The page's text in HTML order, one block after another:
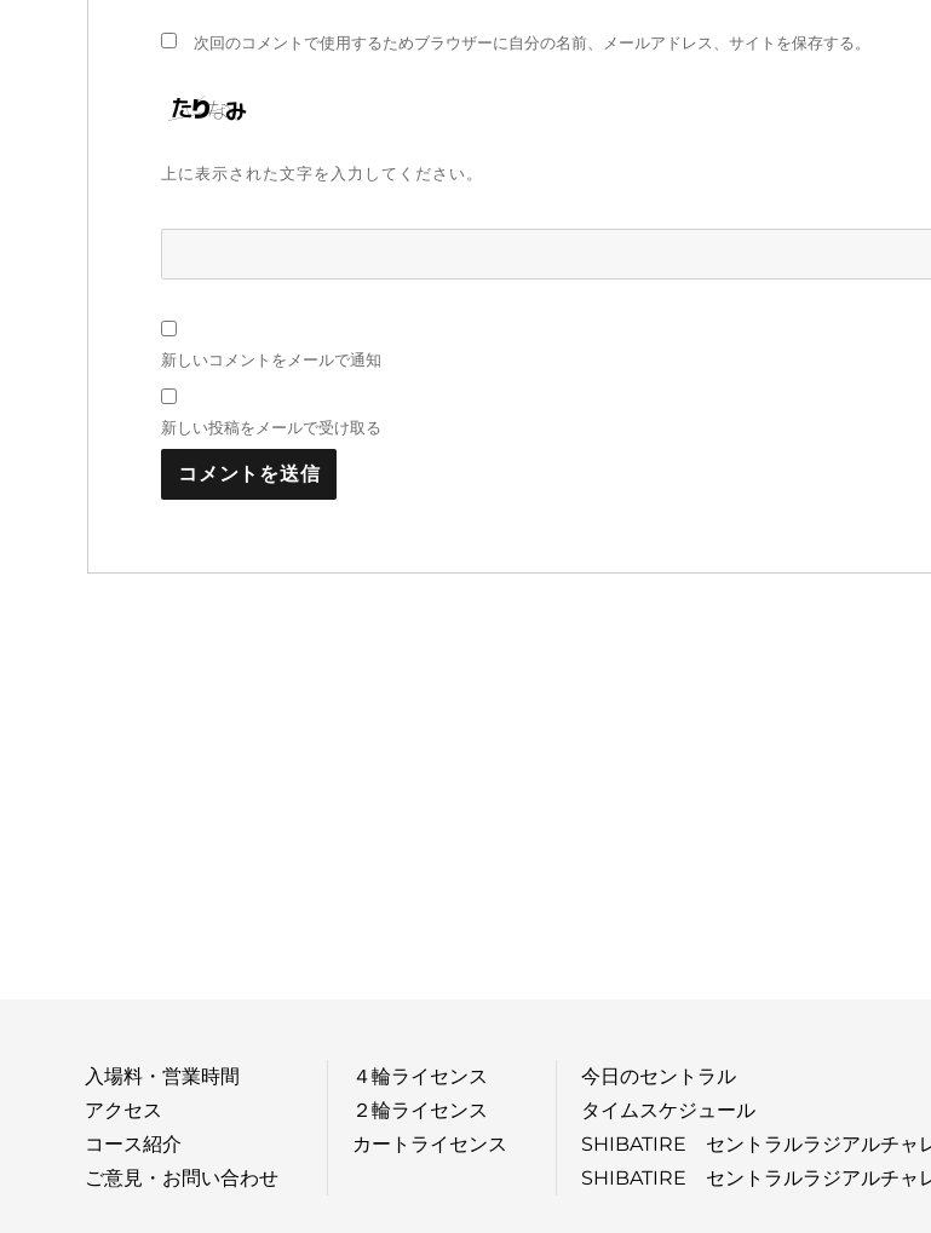
次回のコメントで使用するためブラウザーに自分の名前、メールアドレス、サイトを保存する。
上に表示された文字を入力してください。
新しいコメントをメールで通知
新しい投稿をメールで受け取る
入場料・営業時間
アクセス
コース紹介
ご意見・お問い合わせ
４輪ライセンス
２輪ライセンス
カートライセンス
今日のセントラル
タイムスケジュール
SHIBATIRE セントラルラジアルチャ
SHIBATIRE セントラルラジアルチ